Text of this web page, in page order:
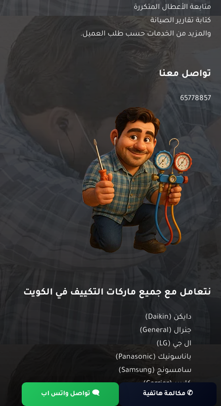
متابعة الأعطال المتكررة
كتابة تقارير الصيانة
والمزيد من الخدمات حسب طلب العميل.
تواصل معنا
65778857
نتعامل مع جميع ماركات التكييف في الكويت
دايكن (Daikin)
جنرال (General)
ال جي (LG)
باناسونيك (Panasonic)
سامسونج (Samsung)
كاريير (Carrier)
ميديا (Midea)
✆ مكالمة هاتفية 🗨 تواصل واتس اب